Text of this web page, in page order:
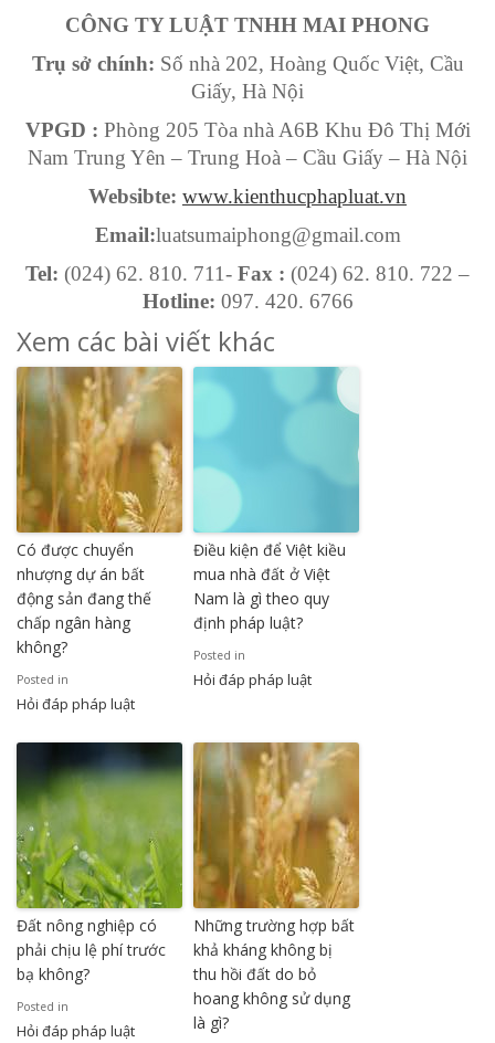
CÔNG TY LUẬT TNHH MAI PHONG
Trụ sở chính: Số nhà 202, Hoàng Quốc Việt, Cầu
Giấy, Hà Nội
VPGD : Phòng 205 Tòa nhà A6B Khu Đô Thị Mới
Nam Trung Yên – Trung Hoà – Cầu Giấy – Hà Nội
Websibte: www.kienthucphapluat.vn
Email:luatsumaiphong@gmail.com
Tel: (024) 62. 810. 711- Fax : (024) 62. 810. 722 –
Hotline: 097. 420. 6766
Xem các bài viết khác
Có được chuyển
nhượng dự án bất
động sản đang thế
chấp ngân hàng
không?
Posted in
Hỏi đáp pháp luật
Điều kiện để Việt kiều
mua nhà đất ở Việt
Nam là gì theo quy
định pháp luật?
Posted in
Hỏi đáp pháp luật
Đất nông nghiệp có
phải chịu lệ phí trước
bạ không?
Posted in
Hỏi đáp pháp luật
Những trường hợp bất
khả kháng không bị
thu hồi đất do bỏ
hoang không sử dụng
là gì?